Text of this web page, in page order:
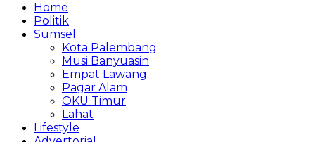
Home
Politik
Sumsel
Kota Palembang
Musi Banyuasin
Empat Lawang
Pagar Alam
OKU Timur
Lahat
Lifestyle